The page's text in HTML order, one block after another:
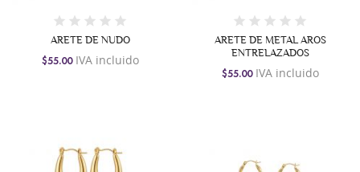
ARETE DE NUDO
$55.00IVA incluido
ARETE DE METAL AROS
ENTRELAZADOS
$55.00IVA incluido